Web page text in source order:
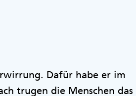
Dafür habe er im
trugen die Menschen das